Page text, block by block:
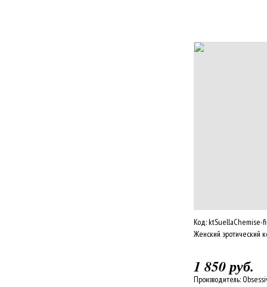
Код:ktSuellaChemise-
Женский эротический
1 850 руб.
Производитель: